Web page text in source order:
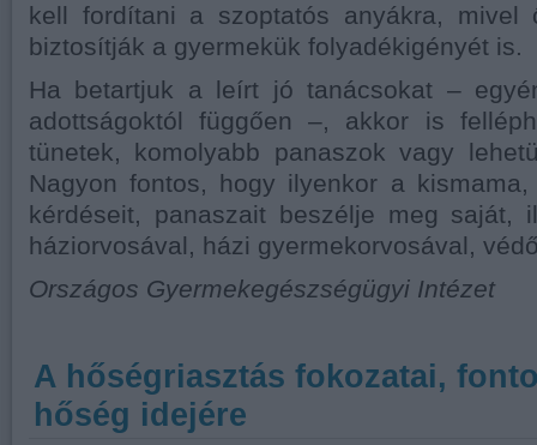
kell fordítani a szoptatós anyákra, mivel
biztosítják a gyermekük folyadékigényét is.
Ha betartjuk a leírt jó tanácsokat –
adottságoktól függően –, akkor is
tünetek, komolyabb panaszok vagy
Nagyon fontos, hogy ilyenkor a
kérdéseit, panaszait beszélje meg saját,
háziorvosával, házi gyermekorvosával,
Országos Gyermekegészségügyi Intézet
A hőségriasztás fokozatai,
hőség idejére